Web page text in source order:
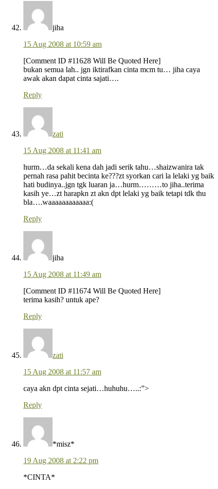
jiha
15 Aug 2008 at 10:59 am
[Comment ID #11628 Will Be Quoted Here]
bukan semua lah.. jgn iktirafkan cinta mcm tu… jiha caya
awak akan dapat cinta sajati….
Reply
zati
15 Aug 2008 at 11:41 am
hurm…da sekali kena dah jadi serik tahu…shaizwanira tak
pernah rasa pahit becinta ke???zt syorkan cari la lelaki yg baik
hati budinya..jgn tgk luaran ja…hurm………to jiha..terima
kasih ye…zt harapkn zt akn dpt lelaki yg baik tetapi tdk thu
bla….waaaaaaaaaaaa:(
Reply
jiha
15 Aug 2008 at 11:49 am
[Comment ID #11674 Will Be Quoted Here]
terima kasih? untuk ape?
Reply
zati
15 Aug 2008 at 11:57 am
caya akn dpt cinta sejati…huhuhu…..:”>
Reply
*misz*
19 Aug 2008 at 2:22 pm
*CINTA*